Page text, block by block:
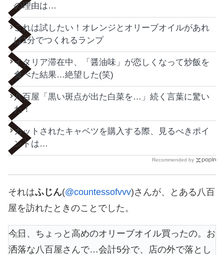
の理由は…
これは試したい！オレンジとオリーブオイルがあれ
ば1分でつくれるランプ
イタリア滞在中、「醤油味」が恋しくなって炒飯を
食べた結果…絶望した(笑)
八百屋「黒い斑点が出た白菜を…」続く言葉に驚い
た！
カットされたキャベツを購入する際、見るべきポイ
ントは…
Recommended by
それはふじん(@countessofvvv)さんが、とある八百
屋を訪れたときのことでした。
今日、ちょっと高めのオリーブオイル買ったの。お
洒落な八百屋さんで…会計5分で、店の外で落とし